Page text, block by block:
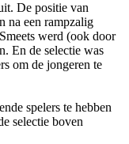
De positie van
na een rampzalig
werd (ook door
En de selectie was
om de jongeren te
spelers te hebben
selectie boven